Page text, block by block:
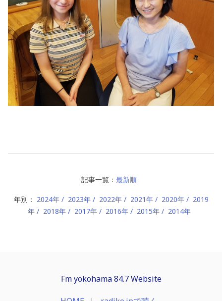
記事一覧： 最新順
年別： 2024年 2023年 2022年 2021年 2020年
2019
年
2018年 2017年 2016年 2015年 2014年
Fm yokohama 84.7 Website